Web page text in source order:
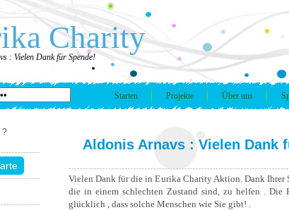
Charity
: Vielen Dank für Spende!
Starten Projekte Über uns
?
Aldonis Arnavs : Vielen Dank
Vielen Dank für die in Eurika Charity Aktion. Dank Ihrer
die in einem schlechten Zustand sind, zu helfen .
glücklich , dass solche Menschen wie Sie gibt! .